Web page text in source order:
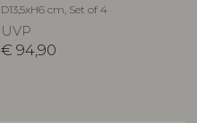
D13,5xH6 cm, Set of 4
UVP
€ 94,90